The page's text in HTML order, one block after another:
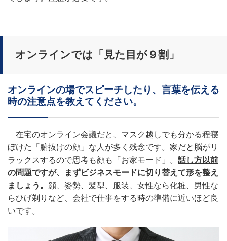
オンラインでは「見た目が９割」
オンラインの場でスピーチしたり、言葉を伝える
時の注意点を教えてください。
在宅のオンライン会議だと、マスク越しでも分かる程寝
ぼけた「腑抜けの顔」な人が多く残念です。家だと脳がリ
ラックスするので思考も顔も「お家モード」。 話し方以前
の問題ですが、まずビジネスモードに切り替えて形を整え
ましょう。 顔、姿勢、髪型、服装、女性なら化粧、男性な
らひげ剃りなど、会社で仕事をする時の準備に近いほど良
いです。